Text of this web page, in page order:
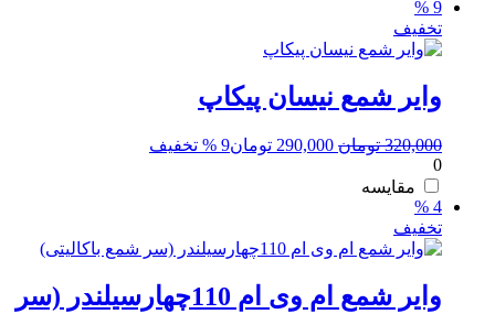
9 %
تخفیف
وایر شمع نیسان پیکاپ
320,000 تومان قیمت
290,000 تومان9 % تخفیف
0
مقایسه
4 %
تخفیف
وایر شمع ام وی ام 110چهارسیلندر (سر